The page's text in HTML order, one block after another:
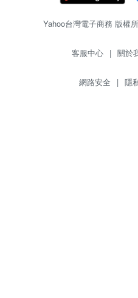
Yahoo台灣電子商務 版權
客服中心 | 關於
網路安全 | 隱